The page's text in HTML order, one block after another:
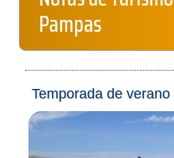
Pampas
Temporada de